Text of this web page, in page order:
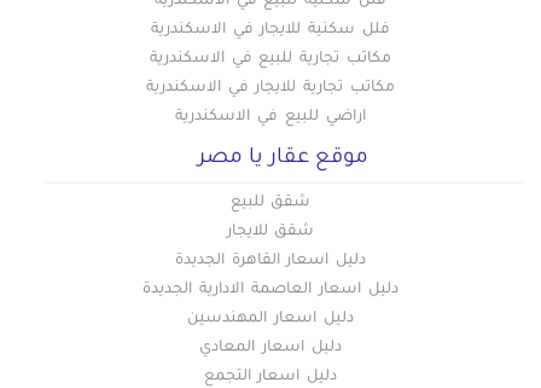
فلل سكنية للايجار في الاسكندرية
مكاتب تجارية للبيع في الاسكندرية
مكاتب تجارية للايجار في الاسكندرية
اراضي للبيع في الاسكندرية
موقع عقار يا مصر
شقق للبيع
شقق للايجار
دليل اسعار القاهرة الجديدة
دليل اسعار العاصمة الادارية الجديدة
دليل اسعار المهندسين
دليل اسعار المعادي
دليل اسعار التجمع